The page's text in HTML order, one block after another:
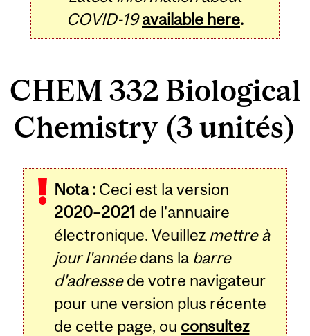
COVID-19 available here.
CHEM 332 Biological
Chemistry (3 unités)
Nota : Ceci est la version
2020–2021 de l'annuaire
électronique. Veuillez mettre à
jour l'annéedans la barre
d'adressede votre navigateur
pour une version plus récente
de cette page, ou consultez
Related
Content